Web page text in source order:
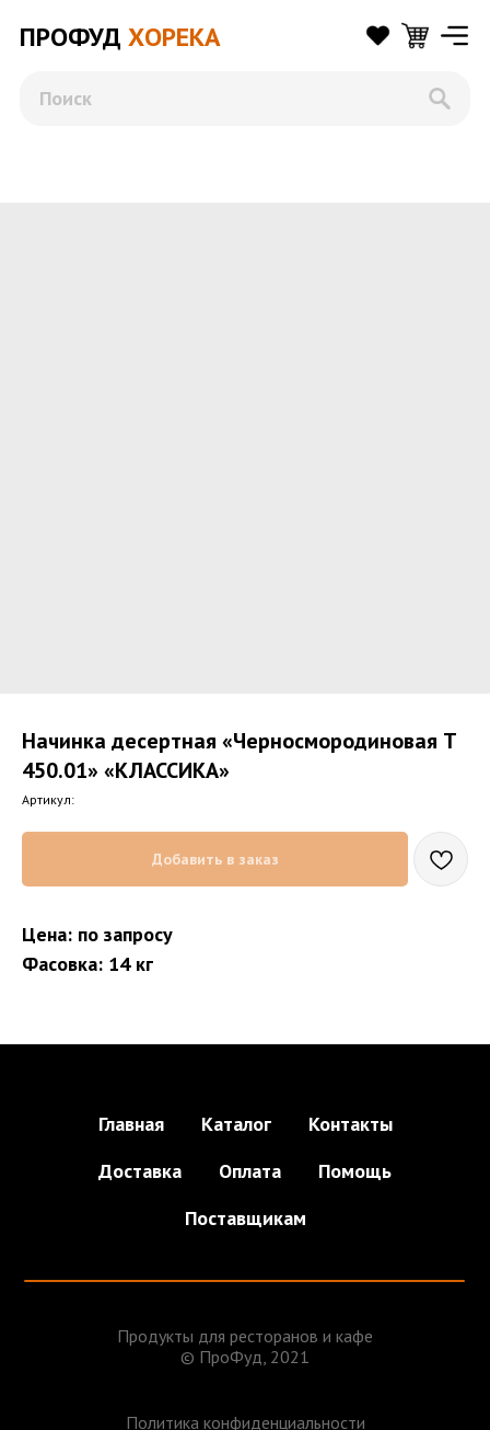
ПРОФУД ХОРЕКА
Поиск
Начинка десертная «Черносмородиновая T
450.01» «КЛАССИКА»
Артикул:
Добавить в заказ
Цена: по запросу
Фасовка: 14 кг
Главная Каталог
Контакты
Доставка
Оплата
Помощь
Поставщикам
Продукты для ресторанов и кафе
© ПроФуд, 2021
Политика конфиденциальности